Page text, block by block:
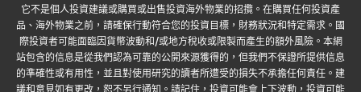
它不是個人投資建議或購買或出售投資海外物業的招攬。在購買任何投資產
品、海外物業之前，請確保行動符合您的投資目標，財務狀況和特定需求。國
際投資者可能面臨因貨幣波動和/或地方稅收或限製而產生的額外風險。本網
站包含的信息是從我們認為可靠的公開來源獲得的，但我們不保證所提供信息
的準確性或有用性，並且對使用研究的讀者所遭受的損失不承擔任何責任。建
議和意見如有更改，恕不另行通知。請記住，投資可能會上下波動，投資可能